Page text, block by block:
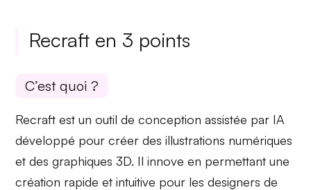
Recraft en 3 points
C’est quoi ?
Recraft est unoutil de conception assistée par IA
développé pour créer des illustrations numériques
et des graphiques 3D. Il innove en permettant une
création rapide et intuitive pour les designers de